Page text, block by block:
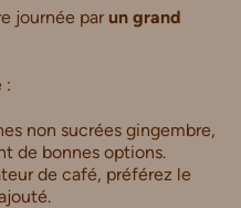
journée parun grand
:
non sucrées gingembre,
de bonnes options.
de café, préférez le